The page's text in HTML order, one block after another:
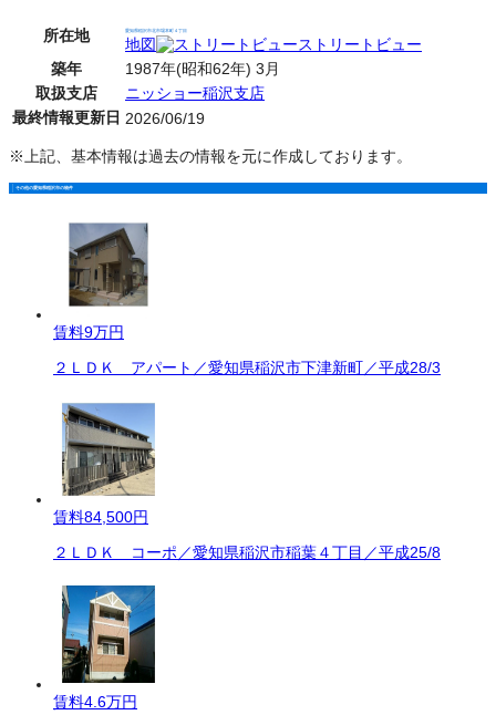
所在地 愛知県稲沢市北市場本町４丁目
地図
ストリートビュー
築年
1987年(昭和62年) 3月
取扱支店
ニッショー稲沢支店
最終情報更新日 2026/06/19
※上記、基本情報は過去の情報を元に作成しております。
その他の愛知県稲沢市の物件
賃料9万円
２ＬＤＫ アパート／愛知県稲沢市下津新町／平成28/3
賃料84,500円
２ＬＤＫ コーポ／愛知県稲沢市稲葉４丁目／平成25/8
賃料4.6万円